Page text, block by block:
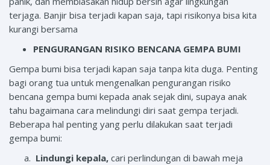
terjaga. Banjir bisa terjadi kapan saja, tapi risikonya bisa kita
kurangi bersama
PENGURANGAN RISIKO BENCANA GEMPA BUMI
Gempa bumi bisa terjadi kapan saja tanpa kita duga. Penting
bagi orang tua untuk mengenalkan pengurangan risiko
bencana gempa bumi kepada anak sejak dini, supaya anak
tahu bagaimana cara melindungi diri saat gempa terjadi.
Beberapa hal penting yang perlu dilakukan saat terjadi
gempa bumi:
Lindungi kepala, cari perlindungan di bawah meja